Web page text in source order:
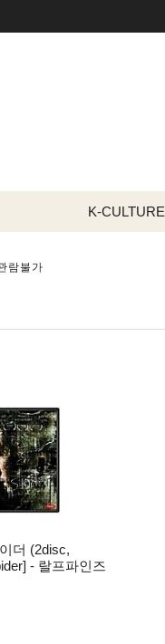
K-CULTURE
람불가
더 (2disc,
- 랄프파인즈